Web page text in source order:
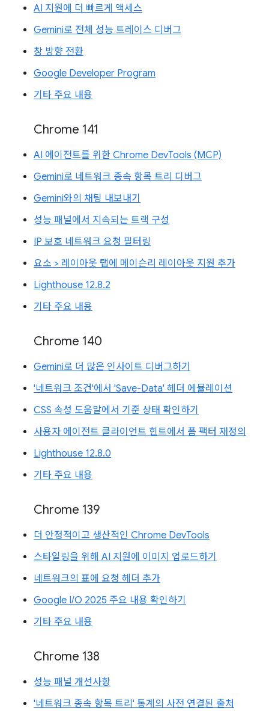
AI 지원에 더 빠르게 액세스
Gemini로 전체 성능 트레이스 디버그
창 방향 전환
Google Developer Program
기타 주요 내용
Chrome 141
AI 에이전트를 위한 Chrome DevTools (MCP)
Gemini로 네트워크 종속 항목 트리 디버그
Gemini와의 채팅 내보내기
성능 패널에서 지속되는 트랙 구성
IP 보호 네트워크 요청 필터링
요소 > 레이아웃 탭에 메이슨리 레이아웃 지원 추가
Lighthouse 12.8.2
기타 주요 내용
Chrome 140
Gemini로 더 많은 인사이트 디버그하기
'네트워크 조건'에서 'Save-Data' 헤더 에뮬레이션
CSS 속성 도움말에서 기준 상태 확인하기
사용자 에이전트 클라이언트 힌트에서 폼 팩터 재정의
Lighthouse 12.8.0
기타 주요 내용
Chrome 139
더 안정적이고 생산적인 Chrome DevTools
스타일링을 위해 AI 지원에 이미지 업로드하기
네트워크의 표에 요청 헤더 추가
Google I/O 2025 주요 내용 확인하기
기타 주요 내용
Chrome 138
성능 패널 개선사항
'네트워크 종속 항목 트리' 통계의 사전 연결된 출처